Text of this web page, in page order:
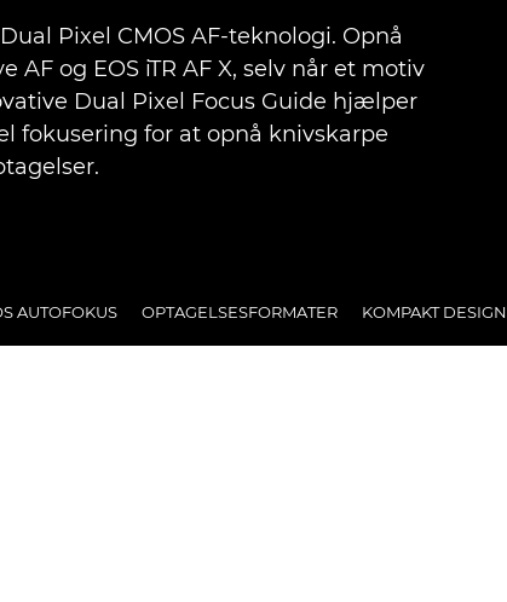
Pixel CMOS AF-teknologi. Opnå
og EOS iTR AF X, selv når et motiv
Dual Pixel Focus Guide hjælper
fokusering for at opnå knivskarpe
AUTOFOKUS OPTAGELSESFORMATER KOMPAKT DESIGN